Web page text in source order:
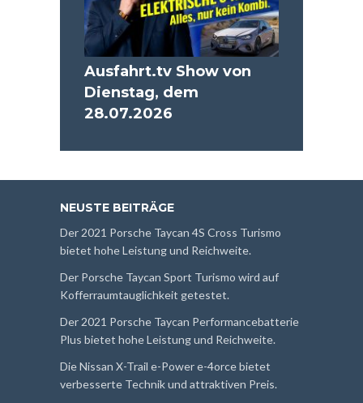
Ausfahrt.tv Show von
Dienstag, dem
28.07.2026
NEUSTE BEITRÄGE
Der 2021 Porsche Taycan 4S Cross Turismo
bietet hohe Leistung und Reichweite.
Der Porsche Taycan Sport Turismo wird auf
Kofferraumtauglichkeit getestet.
Der 2021 Porsche Taycan Performancebatterie
Plus bietet hohe Leistung und Reichweite.
Die Nissan X-Trail e-Power e-4orce bietet
verbesserte Technik und attraktiven Preis.